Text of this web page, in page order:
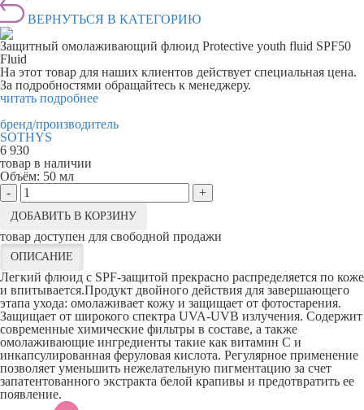
ВЕРНУТЬСЯ В КАТЕГОРИЮ
Защитный омолаживающий флюид Protective youth fluid SPF50
Fluid
На этот товар для наших клиентов действует специальная цена.
За подробностями обращайтесь к менеджеру.
читать подробнее
бренд/производитель
SOTHYS
6 930
товар в наличии
Объём: 50 мл
-
+
ДОБАВИТЬ В КОРЗИНУ
товар доступен для свободной продажи
ОПИСАНИЕ
Легкий флюид с SPF-защитой прекрасно распределяется по коже
и впитывается.Продукт двойного действия для завершающего
этапа ухода: омолаживает кожу и защищает от фотостарения.
Защищает от широкого спектра UVA-UVB излучения. Содержит
современные химические фильтры в составе, а также
омолаживающие ингредиенты такие как витамин С и
инкапсулированная феруловая кислота. Регулярное применение
позволяет уменьшить нежелательную пигментацию за счет
запатентованного экстракта белой крапивы и предотвратить ее
появление.